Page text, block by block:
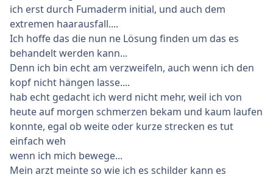
ich erst durch Fumaderm initial, und auch dem
extremen haarausfall....
Ich hoffe das die nun ne Lösung finden um das es
behandelt werden kann...
Denn ich bin echt am verzweifeln, auch wenn ich den
kopf nicht hängen lasse....
hab echt gedacht ich werd nicht mehr, weil ich von
heute auf morgen schmerzen bekam und kaum laufen
konnte, egal ob weite oder kurze strecken es tut
einfach weh
wenn ich mich bewege...
Mein arzt meinte so wie ich es schilder kann es